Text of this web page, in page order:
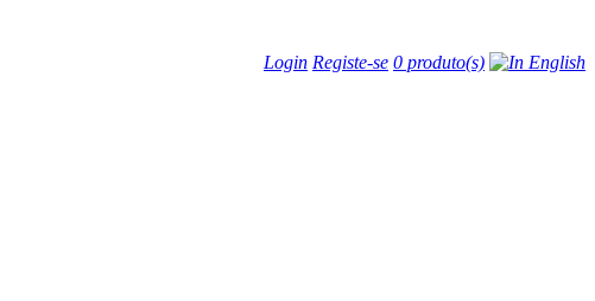
Login Registe-se 0 produto(s)